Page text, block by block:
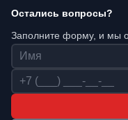
Остались вопросы?
Заполните форму, и мы
Имя
Телефон